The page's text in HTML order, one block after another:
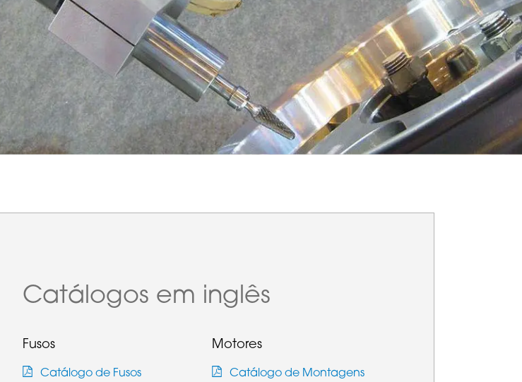
Catálogos em inglês
Fusos
Catálogo de Fusos
Motores
Catálogo de Montagens